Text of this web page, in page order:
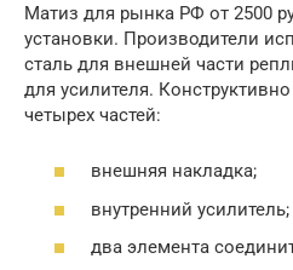
Матиз для рынка РФ от 2500
установки. Производители
сталь для внешней части
для усилителя.
четырех частей:
внешняя накладка;
внутренний усилитель;
два элемента